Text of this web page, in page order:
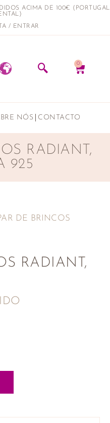
ACIMA DE 100€ (PORTUGAL
/ ENTRAR
0
NÓS CONTACTO
RADIANT,
925
DE BRINCOS
RADIANT,